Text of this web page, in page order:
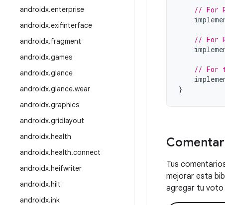
androidx.enterprise
androidx.exifinterface
androidx.fragment
androidx.games
androidx.glance
androidx.glance.wear
androidx.graphics
androidx.gridlayout
androidx.health
androidx.health.connect
androidx.heifwriter
androidx.hilt
androidx.ink
// For
// For
// For
}
Tus
mejorar esta
agregar tu voto